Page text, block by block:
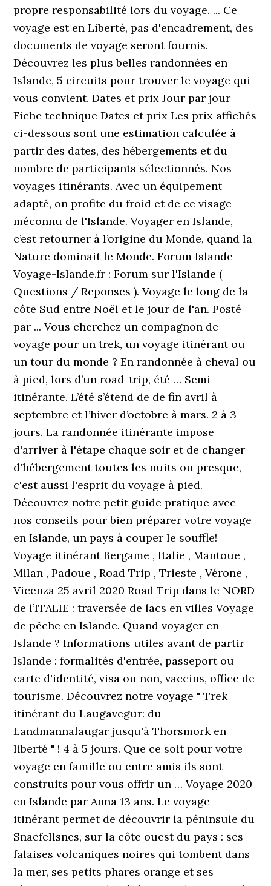
propre responsabilité lors du voyage. ... Ce
voyage est en Liberté, pas d'encadrement, des
documents de voyage seront fournis.
Découvrez les plus belles randonnées en
Islande, 5 circuits pour trouver le voyage qui
vous convient. Dates et prix Jour par jour
Fiche technique Dates et prix Les prix affichés
ci-dessous sont une estimation calculée à
partir des dates, des hébergements et du
nombre de participants sélectionnés. Nos
voyages itinérants. Avec un équipement
adapté, on profite du froid et de ce visage
méconnu de l'Islande. Voyager en Islande,
c’est retourner à l’origine du Monde, quand la
Nature dominait le Monde. Forum Islande -
Voyage-Islande.fr : Forum sur l'Islande (
Questions / Reponses ). Voyage le long de la
côte Sud entre Noël et le jour de l'an. Posté
par ... Vous cherchez un compagnon de
voyage pour un trek, un voyage itinérant ou
un tour du monde ? En randonnée à cheval ou
à pied, lors d’un road-trip, été … Semi-
itinérante. L’été s’étend de de fin avril à
septembre et l’hiver d’octobre à mars. 2 à 3
jours. La randonnée itinérante impose
d'arriver à l'étape chaque soir et de changer
d'hébergement toutes les nuits ou presque,
c'est aussi l'esprit du voyage à pied.
Découvrez notre petit guide pratique avec
nos conseils pour bien préparer votre voyage
en Islande, un pays à couper le souffle!
Voyage itinérant Bergame , Italie , Mantoue ,
Milan , Padoue , Road Trip , Trieste , Vérone ,
Vicenza 25 avril 2020 Road Trip dans le NORD
de l’ITALIE : traversée de lacs en villes Voyage
de pêche en Islande. Quand voyager en
Islande ? Informations utiles avant de partir
Islande : formalités d'entrée, passeport ou
carte d'identité, visa ou non, vaccins, office de
tourisme. Découvrez notre voyage " Trek
itinérant du Laugavegur: du
Landmannalaugar jusqu'à Thorsmork en
liberté " ! 4 à 5 jours. Que ce soit pour votre
voyage en famille ou entre amis ils sont
construits pour vous offrir un … Voyage 2020
en Islande par Anna 13 ans. Le voyage
itinérant permet de découvrir la péninsule du
Snaefellsnes, sur la côte ouest du pays : ses
falaises volcaniques noires qui tombent dans
la mer, ses petits phares orange et ses